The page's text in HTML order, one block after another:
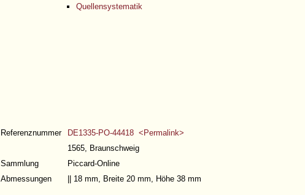
Quellensystematik
Referenznummer
DE1335-PO-44418 <Permalink>
1565, Braunschweig
Sammlung
Piccard-Online
Abmessungen
|| 18 mm, Breite 20 mm, Höhe 38 mm